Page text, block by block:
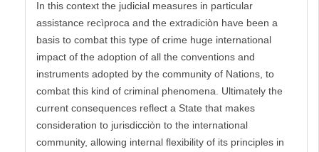
In this context the judicial measures in particular
assistance recìproca and the extradiciòn have been a
basis to combat this type of crime huge international
impact of the adoption of all the conventions and
instruments adopted by the community of Nations, to
combat this kind of criminal phenomena. Ultimately the
current consequences reflect a State that makes
consideration to jurisdicciòn to the international
community, allowing internal flexibility of its principles in